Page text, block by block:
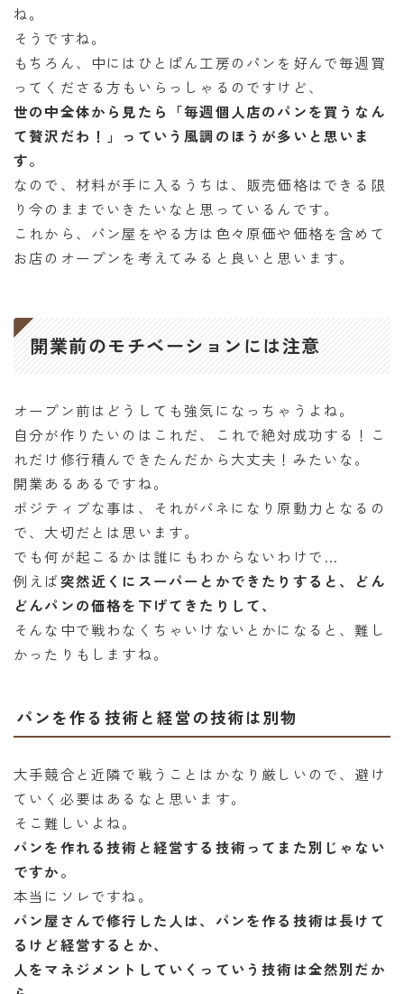
ね。
そうですね。
もちろん、中にはひとぱん工房のパンを好んで毎週買
ってくださる方もいらっしゃるのですけど、
世の中全体から見たら「毎週個人店のパンを買うなん
て贅沢だわ！」っていう風調のほうが多いと思いま
す。
なので、材料が手に入るうちは、販売価格はできる限
り今のままでいきたいなと思っているんです。
これから、パン屋をやる方は色々原価や価格を含めて
お店のオープンを考えてみると良いと思います。
開業前のモチベーションには注意
オープン前はどうしても強気になっちゃうよね。
自分が作りたいのはこれだ、これで絶対成功する！こ
れだけ修行積んできたんだから大丈夫！みたいな。
開業あるあるですね。
ポジティブな事は、それがバネになり原動力となるの
で、大切だとは思います。
でも何が起こるかは誰にもわからないわけで…
例えば突然近くにスーパーとかできたりすると、どん
どんパンの価格を下げてきたりして、
そんな中で戦わなくちゃいけないとかになると、難し
かったりもしますね。
パンを作る技術と経営の技術は別物
大手競合と近隣で戦うことはかなり厳しいので、避け
ていく必要はあるなと思います。
そこ難しいよね。
パンを作れる技術と経営する技術ってまた別じゃない
ですか。
本当にソレですね。
パン屋さんで修行した人は、パンを作る技術は長けて
るけど経営するとか、
人をマネジメントしていくっていう技術は全然別だか